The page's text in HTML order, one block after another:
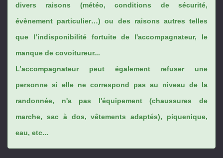
divers raisons (météo, conditions de sécurité,
évènement particulier…) ou des raisons autres telles
que l’indisponibilité fortuite de l'accompagnateur, le
manque de covoitureur...
L’accompagnateur peut également refuser une
personne si elle ne correspond pas au niveau de la
randonnée, n'a pas l'équipement (chaussures de
marche, sac à dos, vêtements adaptés), piquenique,
eau, etc...